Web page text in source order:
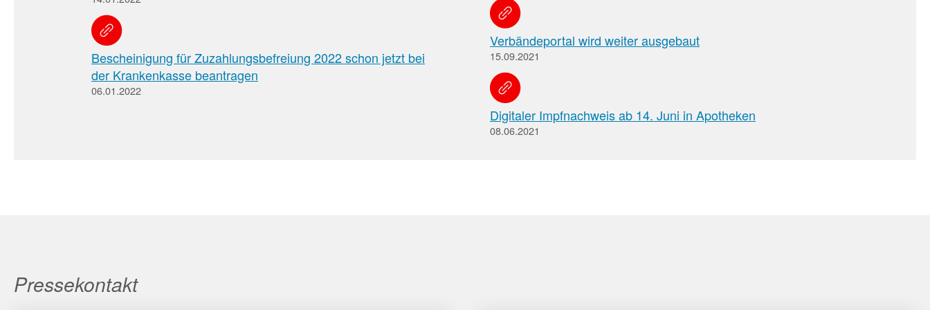
Bescheinigung für Zuzahlungsbefreiung 2022 schon jetzt bei
der Krankenkasse beantragen
06.01.2022
Verbändeportal wird weiter ausgebaut
15.09.2021
Digitaler Impfnachweis ab 14. Juni in Apotheken
08.06.2021
Pressekontakt
Pharmazeutische
Dienstleistungen
Apothekenteams
können
sich
auf
Themenseiten
über
AMK-
Nachrichten
Informationen
der
Institutionen,